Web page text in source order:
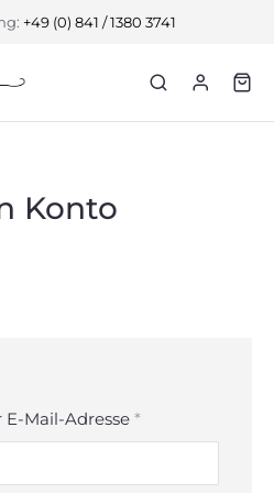
+49 (0) 841 / 1380 3741
Konto
Mail-Adresse *